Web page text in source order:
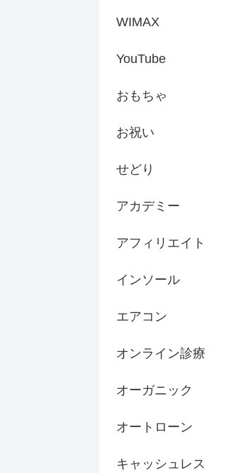
WIMAX
YouTube
おもちゃ
お祝い
せどり
アカデミー
アフィリエイト
インソール
エアコン
オンライン診療
オーガニック
オートローン
キャッシュレス